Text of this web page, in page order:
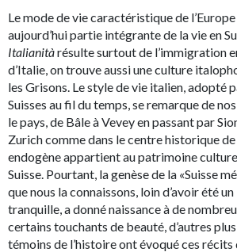
Le mode de vie caractéristique de
aujourd’hui partie intégrante de la vie en
Italianitàrésulte surtout de l’immigration
d’Italie, on trouve aussi une culture
les Grisons. Le style de vie italien, adopté
Suisses au fil du temps, se remarque de
le pays, de Bâle à Vevey en passant par
Zurich comme dans le centre historique de
endogène appartient au patrimoine
Suisse. Pourtant, la genèse de la «Suisse
que nous la connaissons, loin d’avoir été
tranquille, a donné naissance à de
certains touchants de beauté, d’autres
témoins de l’histoire ont évoqué ces récits